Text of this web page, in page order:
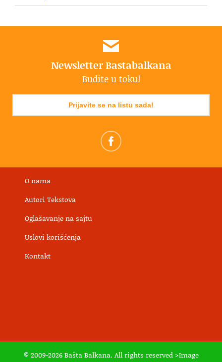
Newsletter Bastabalkana
Budite u toku!
Prijavite se na listu sada!
O nama
Autori Tekstova
Oglašavanje na sajtu
Uslovi korišćenja
Kontakt
© 2009-2026 Bašta Balkana. All rights reserved >Image